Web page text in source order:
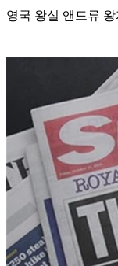
영국 왕실 앤드류 왕